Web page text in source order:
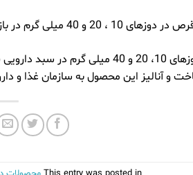
میلی گرم در بازار موجود است.
در دوزهای 10، 20 و 40 میلی گرم
و آناليز اين محصول به سازمان غذا و